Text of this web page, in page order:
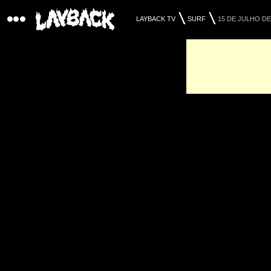
LAYBACK TV SURF 15 DE JULHO